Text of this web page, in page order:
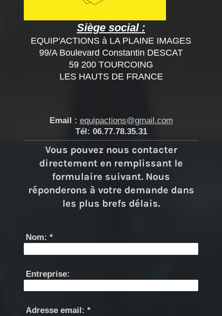
Siège social :
EQUIP'ACTIONS à LA PLAINE IMAGES
99/A Boulevard Constantin DESCAT
59 200 TOURCOING
LES HAUTS DE FRANCE
Email : equipactions@gmail.com
Tél: 06.77.78.35.31
Vous pouvez nous contacter
directement en remplissant le
formulaire suivant. Nous
réponderons à votre demande dans
les plus brefs délais.
Nom: *
Entreprise:
Adresse email: *